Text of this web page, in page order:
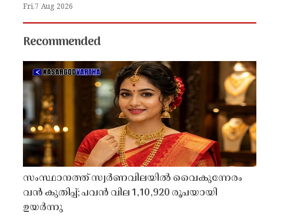
Fri,7 Aug 2026
Recommended
സംസ്ഥാനത്ത് സ്വർണവിലയിൽ വൈകുന്നേരം
വൻ കുതിപ്പ്; പവൻ വില 1,10,920 രൂപയായി
ഉയർന്നു